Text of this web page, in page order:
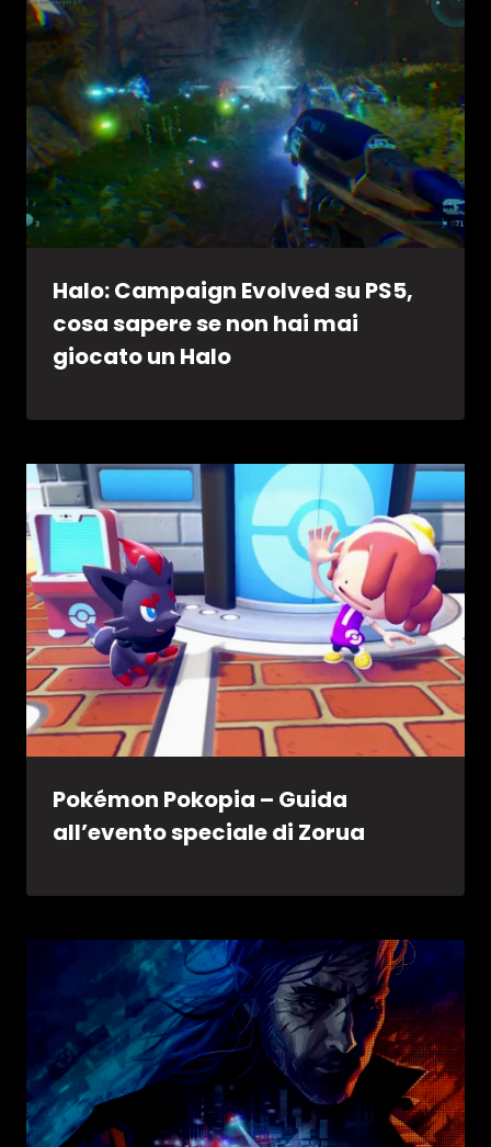
Halo: Campaign Evolved su PS5,
cosa sapere se non hai mai
giocato un Halo
Pokémon Pokopia – Guida
all’evento speciale di Zorua